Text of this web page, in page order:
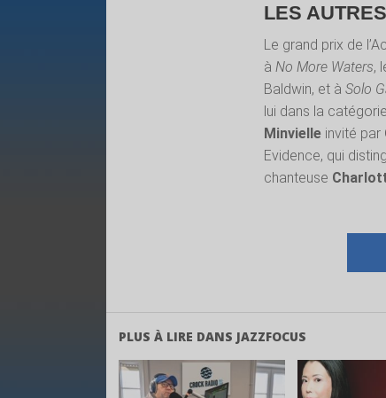
LES
Le grand prix de
à No More Waters,
Baldwin, et àSolo
lui dans la
Minvielle invité par
Evidence, qui
chanteuse
PLUS À LIRE DANS JAZZFOCUS